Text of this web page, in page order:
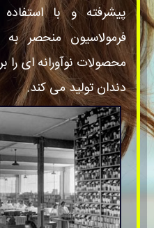
پیشرفته و با
فرمولاسیون منحصر
محصولات نوآورانه ای را
دندان تولید می کند.